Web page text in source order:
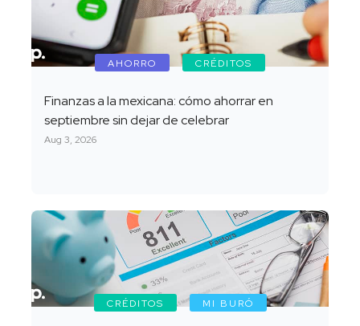
AHORRO CRÉDITOS
Finanzas a la mexicana: cómo ahorrar en
septiembre sin dejar de celebrar
Aug 3, 2026
CRÉDITOS MI BURÓ